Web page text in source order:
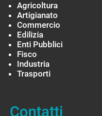
Agricoltura
Artigianato
Commercio
Edilizia
Enti Pubblici
Fisco
Industria
Trasporti
Contatti